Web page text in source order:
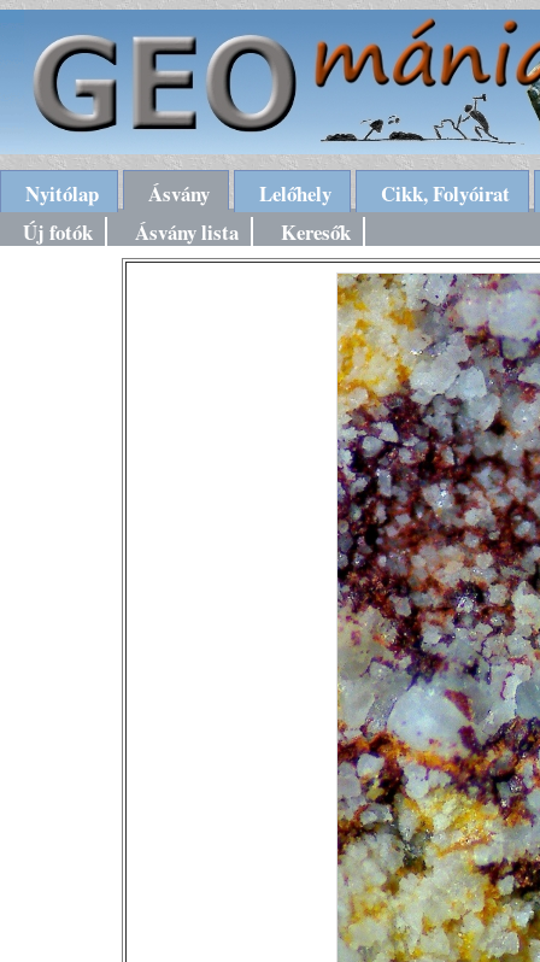
Nyitólap Ásvány Lelőhely
Cikk, Folyóirat
Új fotók
Ásvány lista Keresők